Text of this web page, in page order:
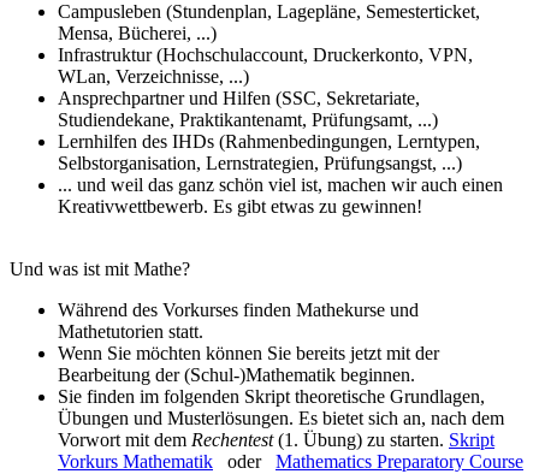
Campusleben (Stundenplan, Lagepläne, Semesterticket,
Mensa, Bücherei, ...)
Infrastruktur (Hochschulaccount, Druckerkonto, VPN,
WLan, Verzeichnisse, ...)
Ansprechpartner und Hilfen (SSC, Sekretariate,
Studiendekane, Praktikantenamt, Prüfungsamt, ...)
Lernhilfen des IHDs (Rahmenbedingungen, Lerntypen,
Selbstorganisation, Lernstrategien, Prüfungsangst, ...)
... und weil das ganz schön viel ist, machen wir auch einen
Kreativwettbewerb. Es gibt etwas zu gewinnen!
Und was ist mit Mathe?
Während des Vorkurses finden Mathe​kurse und
Mathetutorien statt.
Wenn Sie möchten können Sie bereits jetzt mit der
Bearbeitung der (Schul-)Mathematik beginnen.
Sie finden im folgenden Skript theoretische Grundlagen,
Übungen und Musterlösungen. Es bietet sich an, nach dem
Vorwort mit dem Rechentest(1. Übung) zu starten. Skript
Vorkurs Mathematik oder Mathematics Preparatory Course